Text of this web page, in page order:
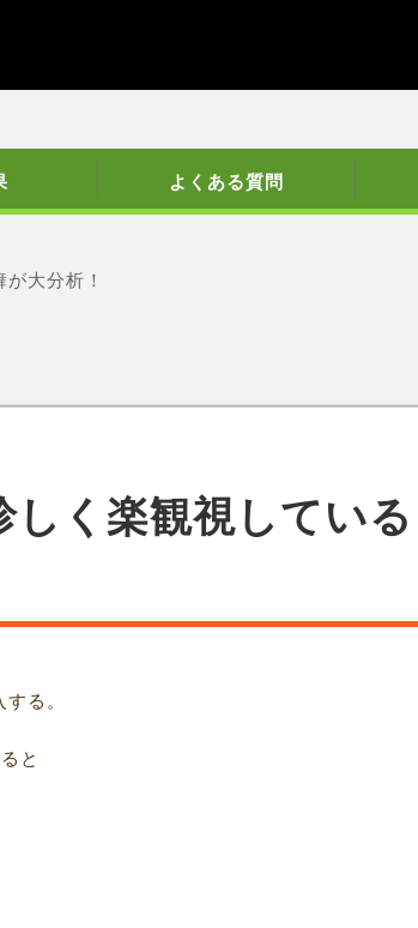
よくある質問
大分析！
しく楽観視してい
る。
と